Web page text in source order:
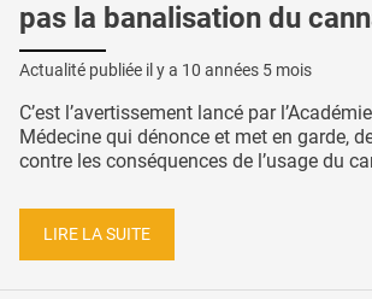
pas la banalisation du
Actualité publiée il y a 10 années 5 mois
C’est l’avertissement lancé par
Médecine qui dénonce et met en garde,
contre les conséquences de l’usage du
LIRE LA SUITE